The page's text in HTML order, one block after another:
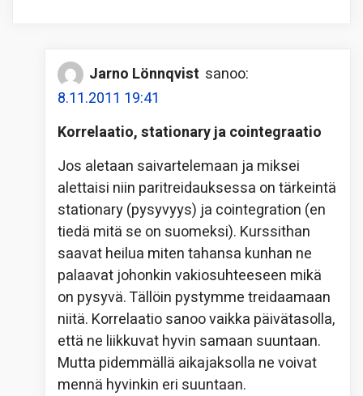
Jarno Lönnqvist sanoo:
8.11.2011 19:41
Korrelaatio, stationary ja cointegraatio
Jos aletaan saivartelemaan ja miksei
alettaisi niin paritreidauksessa on tärkeintä
stationary (pysyvyys) ja cointegration (en
tiedä mitä se on suomeksi). Kurssithan
saavat heilua miten tahansa kunhan ne
palaavat johonkin vakiosuhteeseen mikä
on pysyvä. Tällöin pystymme treidaamaan
niitä. Korrelaatio sanoo vaikka päivätasolla,
että ne liikkuvat hyvin samaan suuntaan.
Mutta pidemmällä aikajaksolla ne voivat
mennä hyvinkin eri suuntaan.